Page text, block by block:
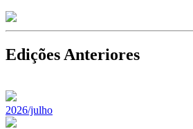
Edições Anteriores
2026/julho